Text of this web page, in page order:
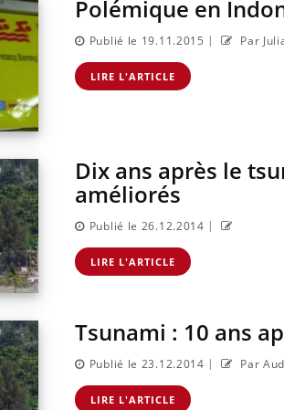
Polémique en
Publié le 19.11.2015 | Par
LIRE L'ARTICLE
Dix ans après le
améliorés
Publié le 26.12.2014 |
LIRE L'ARTICLE
Tsunami : 10 ans
Publié le 23.12.2014 | Par
LIRE L'ARTICLE
d'un proche c'est montrer ...
carence en